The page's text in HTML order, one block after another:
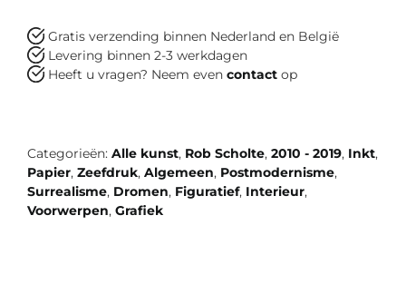
Gratis verzending binnen Nederland en België
Levering binnen 2-3 werkdagen
Heeft u vragen? Neem even contactop
Categorieën: Alle kunst, Rob Scholte, 2010 - 2019, Inkt,
Papier, Zeefdruk, Algemeen, Postmodernisme,
Surrealisme, Dromen, Figuratief, Interieur,
Voorwerpen, Grafiek